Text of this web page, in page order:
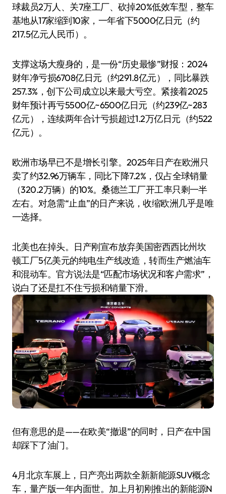
球裁员2万人、关7座工厂、砍掉20%低效车型，整车
基地从17家缩到10家，一年省下5000亿日元（约
217.5亿元人民币）。
支撑这场大瘦身的，是一份“历史最惨”财报：2024
财年净亏损6708亿日元（约291.8亿元），同比暴跌
257.3%，创下公司成立以来最大亏空。紧接着2025
财年预计再亏5500亿~6500亿日元（约239亿~283
亿元），连续两年合计亏损超过1.2万亿日元（约522
亿元）。
欧洲市场早已不是增长引擎。2025年日产在欧洲只
卖了约32.96万辆车，同比下降7.2%，仅占全球销量
（320.2万辆）的10%。桑德兰工厂开工率只剩一半
左右。对急需“止血”的日产来说，收缩欧洲几乎是唯
一选择。
北美也在掉头。日产刚宣布放弃美国密西西比州坎
顿工厂5亿美元的纯电生产线改造，转而生产燃油车
和混动车。官方说法是“匹配市场状况和客户需求”，
说白了还是扛不住亏损和销量下滑。
但有意思的是——在欧美“撤退”的同时，日产在中国
却踩下了油门。
4月北京车展上，日产亮出两款全新新能源SUV概念
车，量产版一年内面世。加上月初刚推出的新能源N